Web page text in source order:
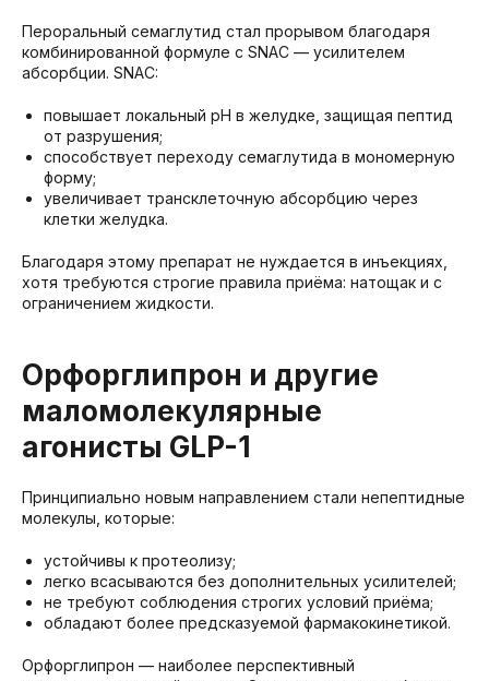
Пероральный семаглутид стал прорывом благодаря
комбинированной формуле с SNAC — усилителем
абсорбции. SNAC:
повышает локальный pH в желудке, защищая пептид
от разрушения;
способствует переходу семаглутида в мономерную
форму;
увеличивает трансклеточную абсорбцию через
клетки желудка.
Благодаря этому препарат не нуждается в инъекциях,
хотя требуются строгие правила приёма: натощак и с
ограничением жидкости.
Орфорглипрон и другие
маломолекулярные
агонисты GLP-1
Принципиально новым направлением стали непептидные
молекулы, которые:
устойчивы к протеолизу;
легко всасываются без дополнительных усилителей;
не требуют соблюдения строгих условий приёма;
обладают более предсказуемой фармакокинетикой.
Орфорглипрон — наиболее перспективный